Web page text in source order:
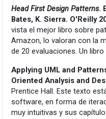
Head First Design Patterns.
Bates, K. Sierra. O'Reilly
vista el mejor libro sobre
Amazon, lo valoran con la
de 20 evaluaciones. Un
Applying UML and
Oriented Analysis and
Prentice Hall. Este texto
software, en forma de
muy intuitivas y sus